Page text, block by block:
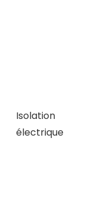
Isolation
électrique